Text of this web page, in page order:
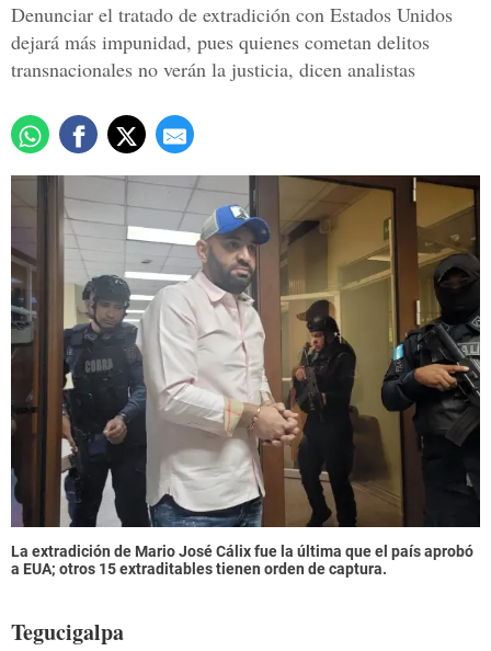
Denunciar el tratado de extradición con Estados Unidos
dejará más impunidad, pues quienes cometan delitos
transnacionales no verán la justicia, dicen analistas
La extradición de Mario José Cálix fue la última que el país aprobó
a EUA; otros 15 extraditables tienen orden de captura.
Tegucigalpa